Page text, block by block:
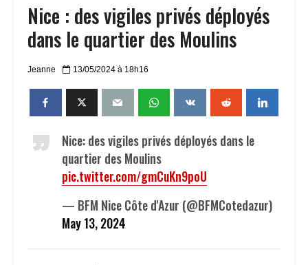
Nice : des vigiles privés déployés
dans le quartier des Moulins
Jeanne 13/05/2024 à 18h16
Nice: des vigiles privés déployés dans le
quartier des Moulins
pic.twitter.com/gmCuKn9poU
— BFM Nice Côte d'Azur (@BFMCotedazur)
May 13, 2024